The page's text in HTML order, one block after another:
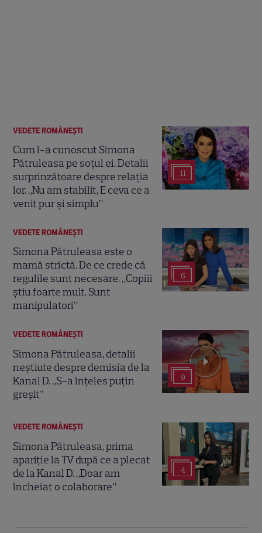
11
VEDETE ROMÂNEŞTI
Cum l-a cunoscut Simona
Pătruleasa pe soțul ei. Detalii
surprinzătoare despre relația
lor. „Nu am stabilit, E ceva ce a
venit pur și simplu”
6
VEDETE ROMÂNEŞTI
Simona Pătruleasa este o
mamă strictă. De ce crede că
regulile sunt necesare. „Copiii
știu foarte mult. Sunt
manipulatori”
9
VEDETE ROMÂNEŞTI
Simona Pătruleasa, detalii
neștiute despre demisia de la
Kanal D. „S-a înțeles puțin
greșit”
4
VEDETE ROMÂNEŞTI
Simona Pătruleasa, prima
apariție la TV după ce a plecat
de la Kanal D. „Doar am
încheiat o colaborare”